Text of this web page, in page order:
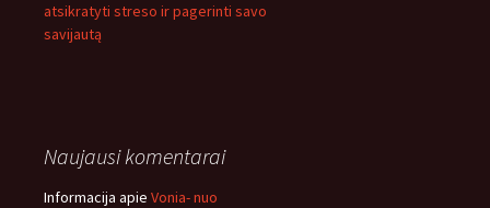
atsikratyti streso ir pagerinti savo
savijautą
Naujausi komentarai
Informacija apie Vonia- nuo